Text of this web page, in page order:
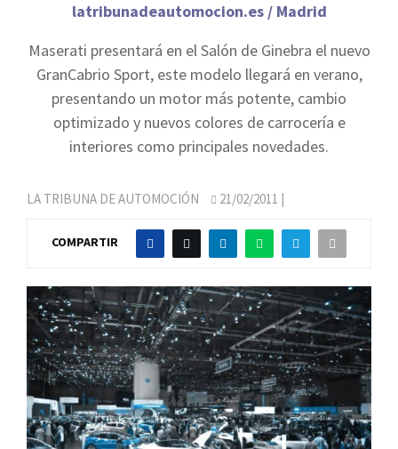
latribunadeautomocion.es / Madrid
Maserati presentará en el Salón de Ginebra el nuevo
GranCabrio Sport, este modelo llegará en verano,
presentando un motor más potente, cambio
optimizado y nuevos colores de carrocería e
interiores como principales novedades.
LA TRIBUNA DE AUTOMOCIÓN 21/02/2011 |
COMPARTIR